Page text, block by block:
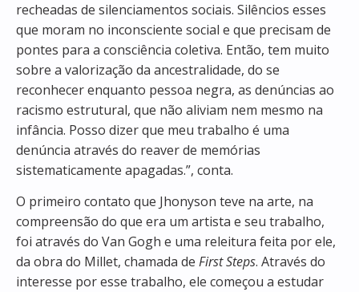
recheadas de silenciamentos sociais. Silêncios esses
que moram no inconsciente social e que precisam de
pontes para a consciência coletiva. Então, tem muito
sobre a valorização da ancestralidade, do se
reconhecer enquanto pessoa negra, as denúncias ao
racismo estrutural, que não aliviam nem mesmo na
infância. Posso dizer que meu trabalho é uma
denúncia através do reaver de memórias
sistematicamente apagadas.”, conta.
O primeiro contato que Jhonyson teve na arte, na
compreensão do que era um artista e seu trabalho,
foi através do Van Gogh e uma releitura feita por ele,
da obra do Millet, chamada de First Steps. Através do
interesse por esse trabalho, ele começou a estudar